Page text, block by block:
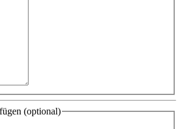
(optional)